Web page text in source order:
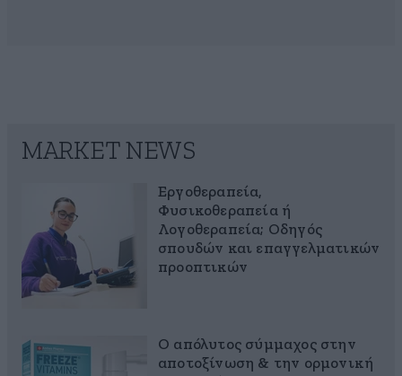
MARKET NEWS
Εργοθεραπεία,
Φυσικοθεραπεία ή
Λογοθεραπεία; Οδηγός
σπουδών και επαγγελματικών
προοπτικών
Ο απόλυτος σύμμαχος στην
αποτοξίνωση & την ορμονική